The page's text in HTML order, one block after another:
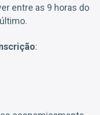
entre as 9 horas do
: